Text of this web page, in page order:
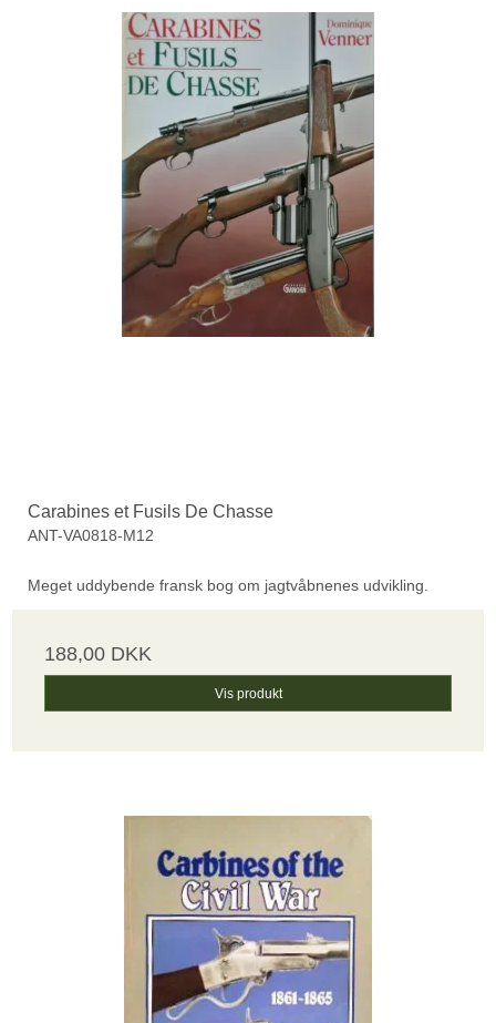
Carabines et Fusils De Chasse
ANT-VA0818-M12
Meget uddybende fransk bog om jagtvåbnenes udvikling.
188,00 DKK
Vis produkt